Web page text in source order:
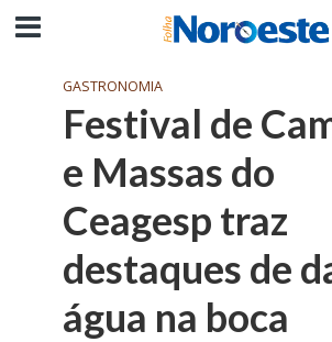
GASTRONOMIA
Festival de
e Massas do
Ceagesp traz
destaques de
água na boca